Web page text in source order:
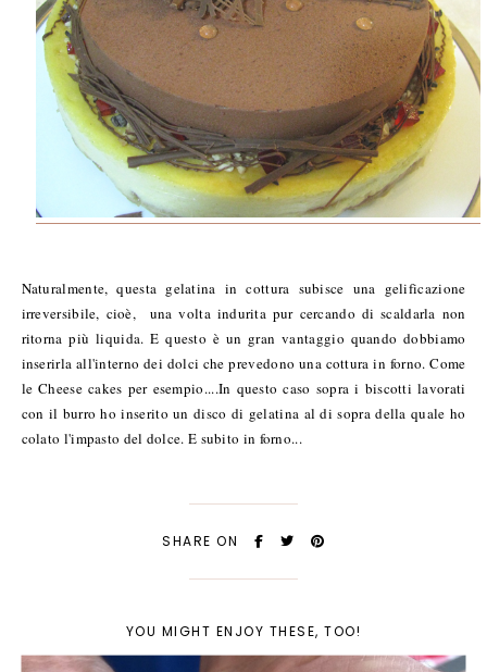
Naturalmente, questa gelatina in cottura subisce una gelificazione
irreversibile, cioè, una volta indurita pur cercando di scaldarla non
ritorna più liquida. E questo è un gran vantaggio quando dobbiamo
inserirla all'interno dei dolci che prevedono una cottura in forno. Come
le Cheese cakes per esempio....In questo caso sopra i biscotti lavorati
con il burro ho inserito un disco di gelatina al di sopra della quale ho
colato l'impasto del dolce. E subito in forno...
SHARE ON
YOU MIGHT ENJOY THESE, TOO!